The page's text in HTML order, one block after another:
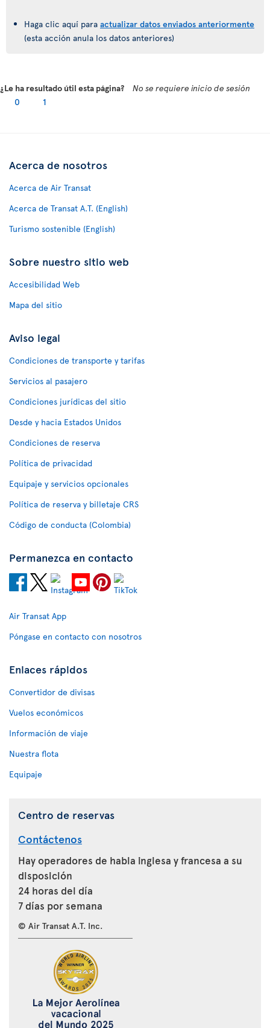
Haga clic aquí para actualizar datos enviados anteriormente
(esta acción anula los datos anteriores)
¿Le ha resultado útil esta página?
No se requiere inicio de sesión
0
1
Acerca de nosotros
Acerca de Air Transat
Acerca de Transat A.T. (English)
Turismo sostenible (English)
Sobre nuestro sitio web
Accesibilidad Web
Mapa del sitio
Aviso legal
Condiciones de transporte y tarifas
Servicios al pasajero
Condiciones jurídicas del sitio
Desde y hacia Estados Unidos
Condiciones de reserva
Política de privacidad
Equipaje y servicios opcionales
Política de reserva y billetaje CRS
Código de conducta (Colombia)
Permanezca en contacto
Air Transat App
Póngase en contacto con nosotros
Enlaces rápidos
Convertidor de divisas
Vuelos económicos
Información de viaje
Nuestra flota
Equipaje
Centro de reservas
Contáctenos
Hay operadores de habla inglesa y francesa a su
disposición
24 horas del día
7 días por semana
© Air Transat A.T. Inc.